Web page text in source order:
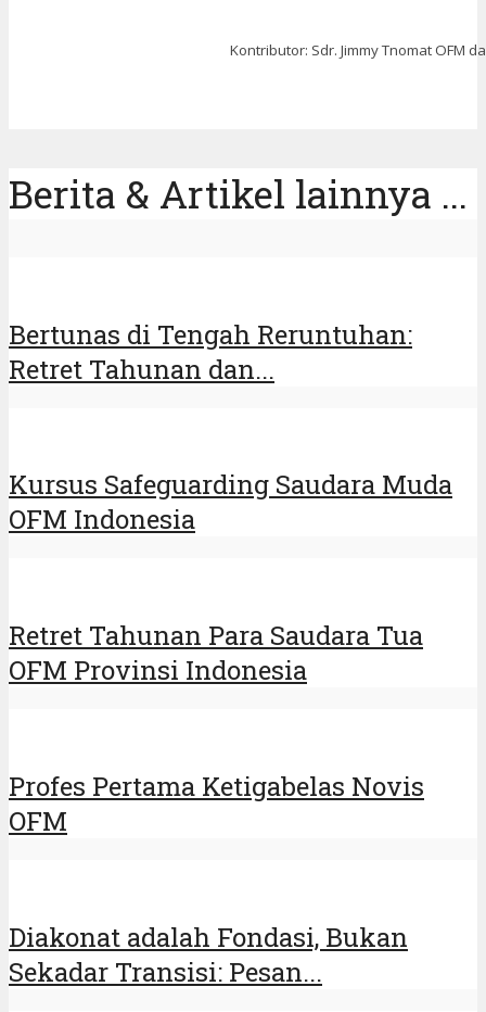
Kontributor: Sdr. Jimmy Tnomat OFM
Berita & Artikel lainnya ...
Bertunas di Tengah Reruntuhan:
Retret Tahunan dan...
Kursus Safeguarding Saudara Muda
OFM Indonesia
Retret Tahunan Para Saudara Tua
OFM Provinsi Indonesia
Profes Pertama Ketigabelas Novis
OFM
Diakonat adalah Fondasi, Bukan
Sekadar Transisi: Pesan...